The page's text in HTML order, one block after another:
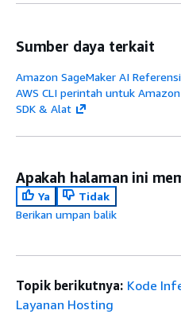
Sumber daya terkait
Amazon SageMaker AI
AWS CLI perintah untuk
SDK & Alat
Apakah halaman ini
Ya
Tidak
Berikan umpan balik
Topik berikutnya: Kode
Layanan Hosting